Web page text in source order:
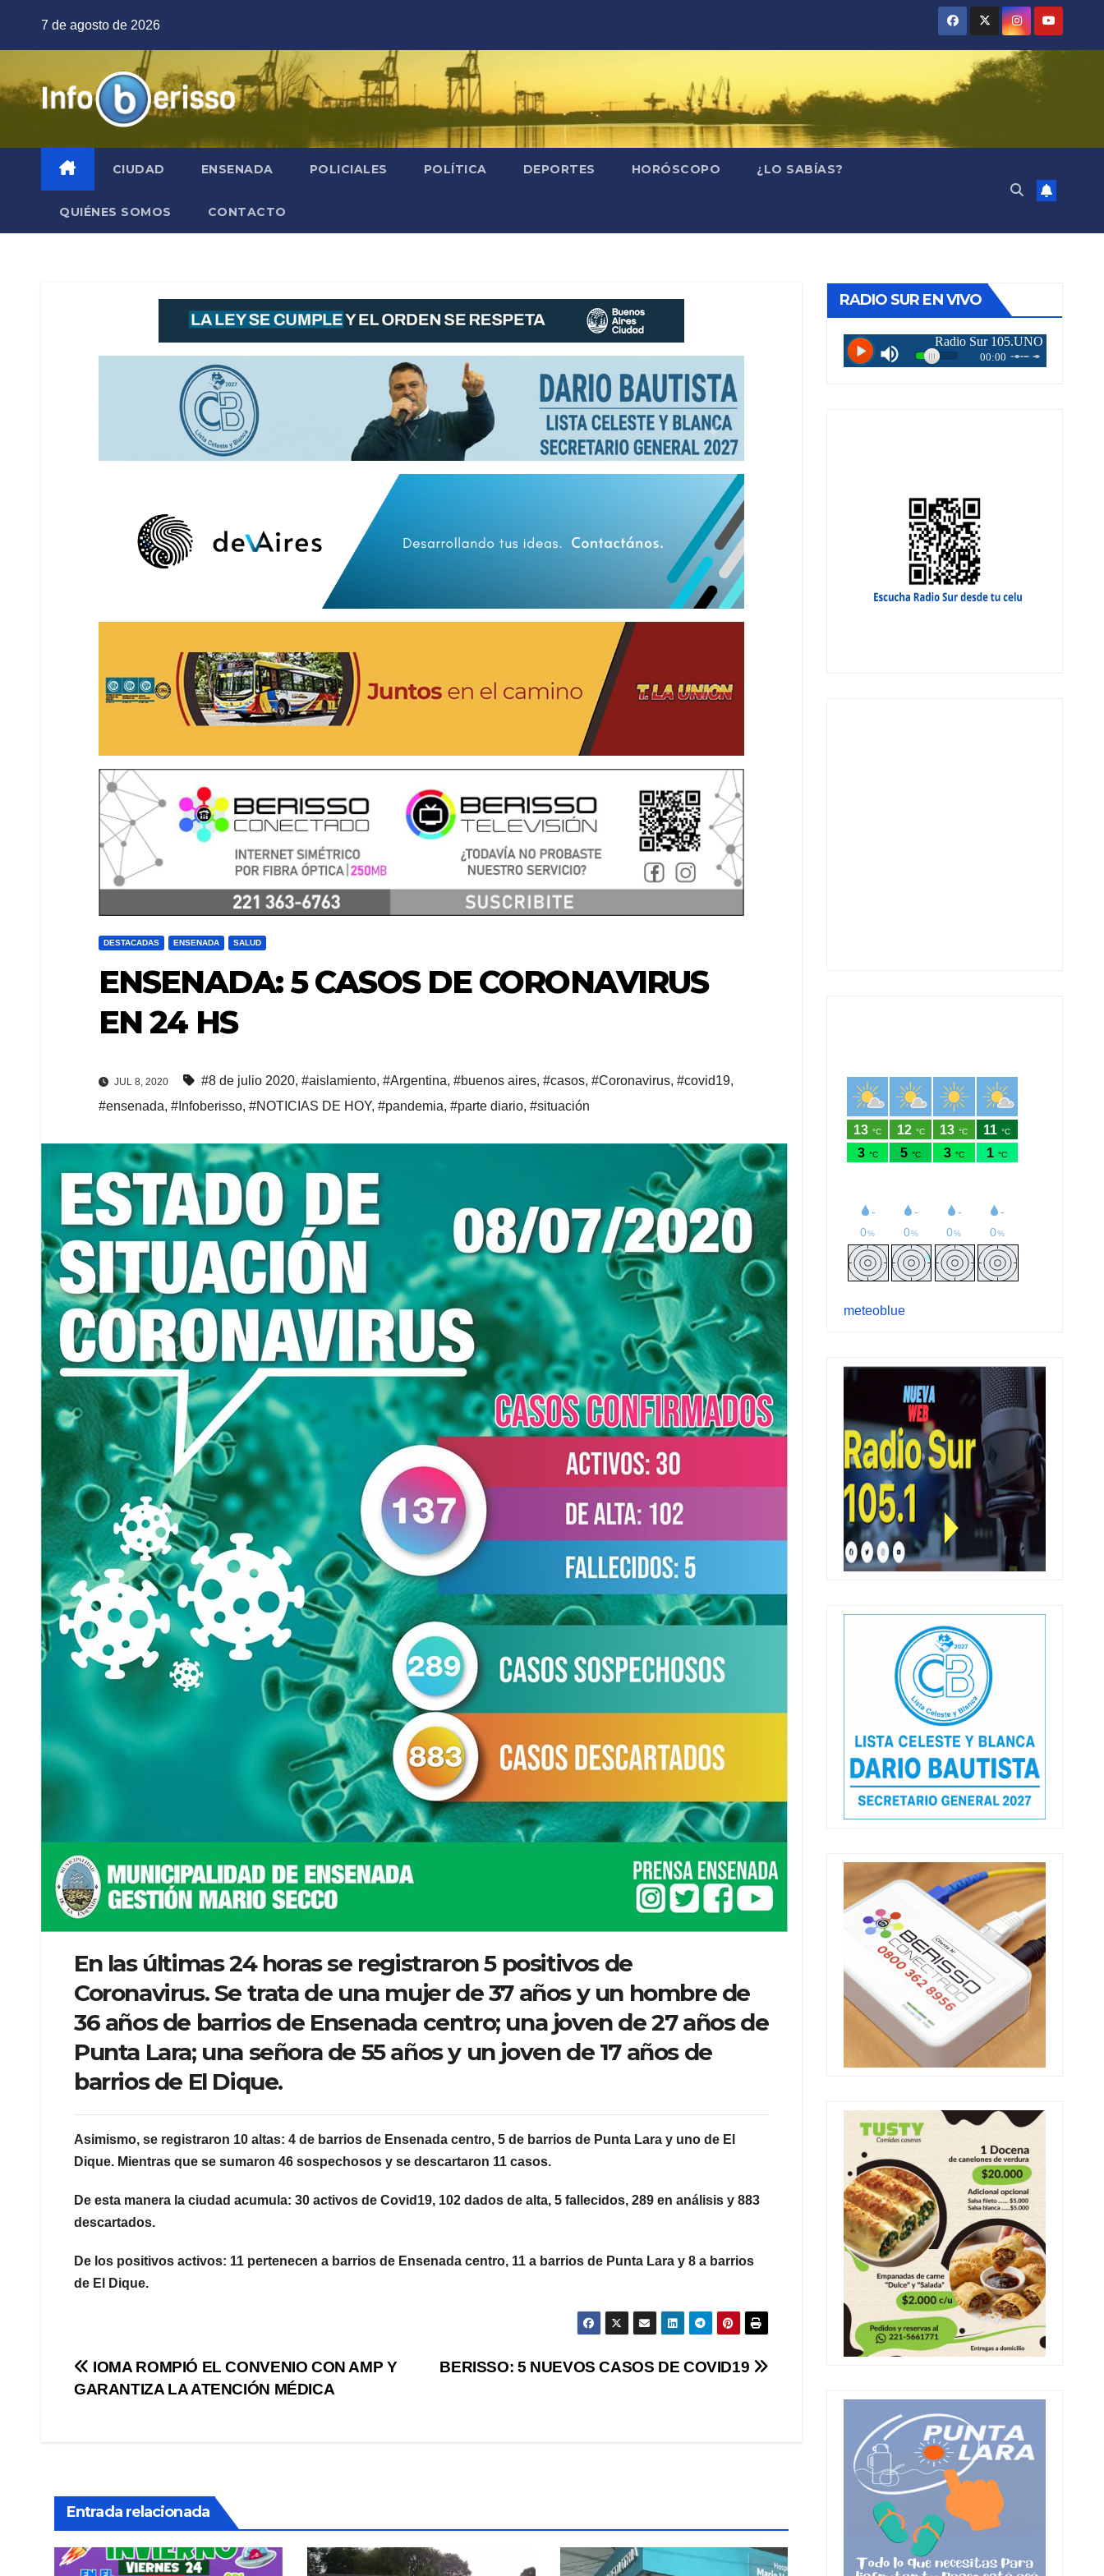
7 de agosto de 2026
CIUDAD ENSENADA POLICIALES POLÍTICA DEPORTES HORÓSCOPO ¿LO SABÍAS?
QUIÉNES SOMOS CONTACTO
DESTACADAS ENSENADA SALUD
ENSENADA: 5 CASOS DE CORONAVIRUS
EN 24 HS
JUL 8, 2020 #8 de julio 2020, #aislamiento, #Argentina, #buenos aires, #casos, #Coronavirus, #covid19,
#ensenada, #Infoberisso, #NOTICIAS DE HOY, #pandemia, #parte diario, #situación
En las últimas 24 horas se registraron 5 positivos de
Coronavirus. Se trata de una mujer de 37 años y un hombre de
36 años de barrios de Ensenada centro; una joven de 27 años de
Punta Lara; una señora de 55 años y un joven de 17 años de
barrios de El Dique.
Asimismo, se registraron 10 altas: 4 de barrios de Ensenada centro, 5 de barrios de Punta Lara y uno de El
Dique. Mientras que se sumaron 46 sospechosos y se descartaron 11 casos.
De esta manera la ciudad acumula: 30 activos de Covid19, 102 dados de alta, 5 fallecidos, 289 en análisis y 883
descartados.
De los positivos activos: 11 pertenecen a barrios de Ensenada centro, 11 a barrios de Punta Lara y 8 a barrios
de El Dique.
Navegación
BERISSO: 5 NUEVOS CASOS DE COVID19
IOMA ROMPIÓ EL CONVENIO CON AMP Y
GARANTIZA LA ATENCIÓN MÉDICA
Entrada relacionada
RADIO SUR EN VIVO
meteoblue